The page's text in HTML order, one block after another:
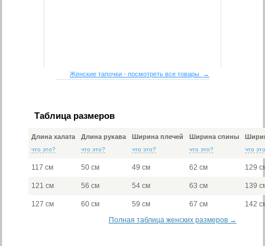
Женские тапочки - посмотреть все товары →
Таблица размеров
Длина халата
что это?
Длина рукава
что это?
Ширина плечей
что это?
Ширина спины
что это? что
117 см 50 см 49 см 62 см 129
121 см 56 см 54 см 63 см 139
127 см 60 см 59 см 67 см
142
Полная таблица женских размеров →